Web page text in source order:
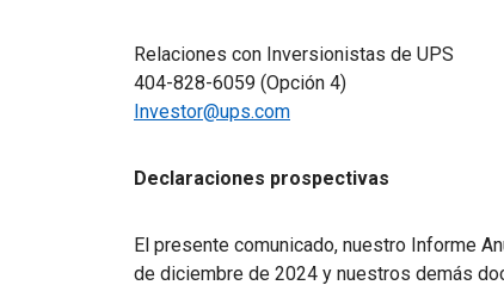
Relaciones con Inversionistas de UPS
404-828-6059 (Opción 4)
Investor@ups.com
Declaraciones prospectivas
El presente comunicado, nuestro Informe
de diciembre de 2024 y nuestros demás